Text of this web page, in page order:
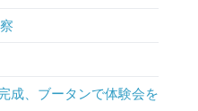
成、ブータンで体験会を